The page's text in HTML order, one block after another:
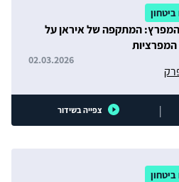
המתקפה של איראן על
המפרציות
02.03.2026
| צפייה בשידור